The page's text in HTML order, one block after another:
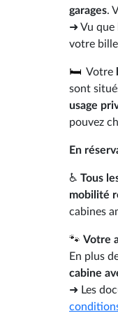
garages.
➜ Vu que
votre
🛏️ Votre
sont
usage
pouvez
En
♿ Tous
mobilité
cabines
🐾 Votre
En plus
cabine
➜ Les